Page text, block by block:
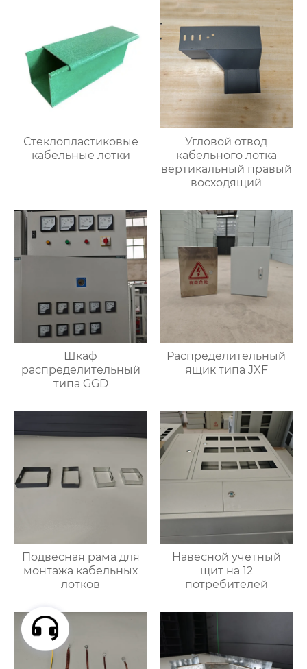
Стеклопластиковые
кабельные лотки
Угловой отвод
кабельного лотка
вертикальный правый
восходящий
Шкаф
распределительный
типа GGD
Распределительный
ящик типа JXF
Подвесная рама для
монтажа кабельных
лотков
Навесной учетный
щит на 12
потребителей